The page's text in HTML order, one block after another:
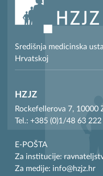
Središnja medicinska
Hrvatskoj
HZJZ
Rockefellerova 7, 10000
Tel.: +385 (0)1/48 63 222
E-POŠTA
Za institucije:
Za medije: info@hzjz.hr